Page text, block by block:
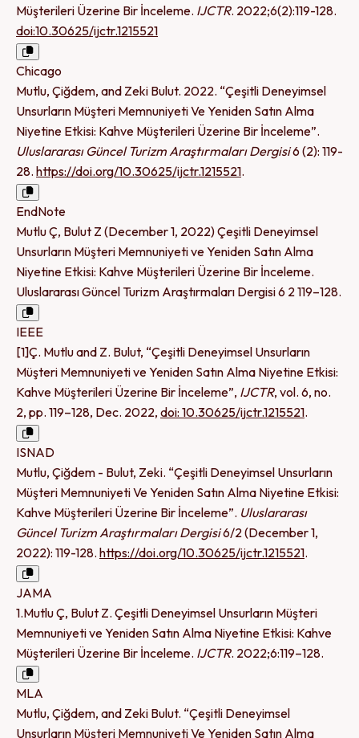
Müşterileri Üzerine Bir İnceleme. IJCTR. 2022;6(2):119-128.
doi:10.30625/ijctr.1215521
Chicago
Mutlu, Çiğdem, and Zeki Bulut. 2022. “Çeşitli Deneyimsel
Unsurların Müşteri Memnuniyeti Ve Yeniden Satın Alma
Niyetine Etkisi: Kahve Müşterileri Üzerine Bir İnceleme”.
Uluslararası Güncel Turizm Araştırmaları Dergisi6 (2): 119-
28. https://doi.org/10.30625/ijctr.1215521.
EndNote
Mutlu Ç, Bulut Z (December 1, 2022) Çeşitli Deneyimsel
Unsurların Müşteri Memnuniyeti ve Yeniden Satın Alma
Niyetine Etkisi: Kahve Müşterileri Üzerine Bir İnceleme.
Uluslararası Güncel Turizm Araştırmaları Dergisi 6 2 119–128.
IEEE
[1]Ç. Mutlu and Z. Bulut, “Çeşitli Deneyimsel Unsurların
Müşteri Memnuniyeti ve Yeniden Satın Alma Niyetine Etkisi:
Kahve Müşterileri Üzerine Bir İnceleme”, IJCTR, vol. 6, no.
2, pp. 119–128, Dec. 2022, doi: 10.30625/ijctr.1215521.
ISNAD
Mutlu, Çiğdem - Bulut, Zeki. “Çeşitli Deneyimsel Unsurların
Müşteri Memnuniyeti Ve Yeniden Satın Alma Niyetine Etkisi:
Kahve Müşterileri Üzerine Bir İnceleme”. Uluslararası
Güncel Turizm Araştırmaları Dergisi6/2 (December 1,
2022): 119-128. https://doi.org/10.30625/ijctr.1215521.
JAMA
1.Mutlu Ç, Bulut Z. Çeşitli Deneyimsel Unsurların Müşteri
Memnuniyeti ve Yeniden Satın Alma Niyetine Etkisi: Kahve
Müşterileri Üzerine Bir İnceleme. IJCTR. 2022;6:119–128.
MLA
Mutlu, Çiğdem, and Zeki Bulut. “Çeşitli Deneyimsel
Unsurların Müşteri Memnuniyeti Ve Yeniden Satın Alma